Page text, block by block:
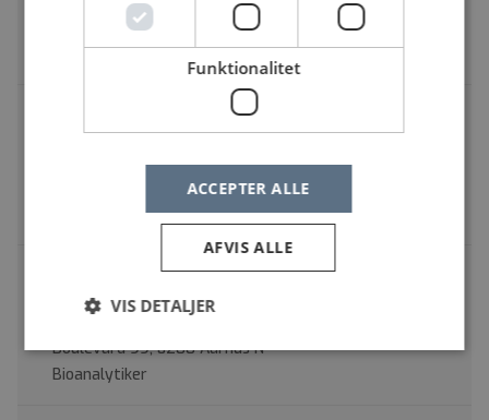
København Ø
Bioanalytiker
Vil du gøre en forskel? Bioanalytiker søges
til Klinisk Mikrobiologi
Herlev Hospital | Borgmester Ib Juuls vej 1, 2730
Bioanalytiker
Bioanalytikere til Blodprøver og Biokemi,
Præanalytisk Kompetencecenter, AUH
Aarhus Universitetshospital | Palle Juul-Jensens
Boulevard 99, 8200 Aarhus N
Bioanalytiker
Funktionalitet
ACCEPTER ALLE
AFVIS ALLE
VIS DETALJER